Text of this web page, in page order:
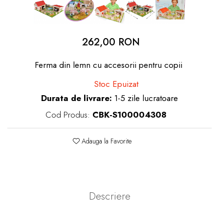
dopuri de urechi
262,00 RON
Ferma din lemn cu accesorii pentru copii
Stoc Epuizat
Durata de livrare: 1-5 zile lucratoare
Cod Produs: CBK-S100004308
Adauga la Favorite
Descriere